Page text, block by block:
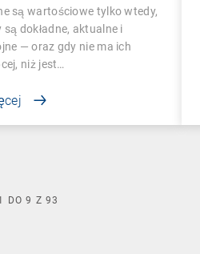
są wartościowe tylko wtedy,
są dokładne, aktualne i
— oraz gdy nie ma ich
niż jest…
DO9 Z93